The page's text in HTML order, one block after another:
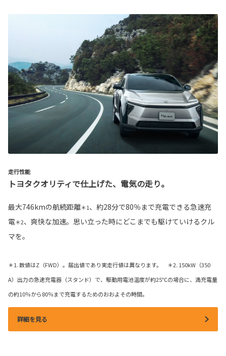
走行性能
トヨタクオリティで仕上げた、電気の走り。
最大746kmの航続距離＊1、約28分で80％まで充電できる急速充
電＊2、爽快な加速。思い立った時にどこまでも駆けていけるクル
マを。
＊1. 数値はZ（FWD）。届出値であり実走行値は異なります。 ＊2. 150kW（350
A）出力の急速充電器（スタンド）で、駆動用電池温度が約25℃の場合に、満充電量
の約10％から80％まで充電するためのおおよその時間。
詳細を見る